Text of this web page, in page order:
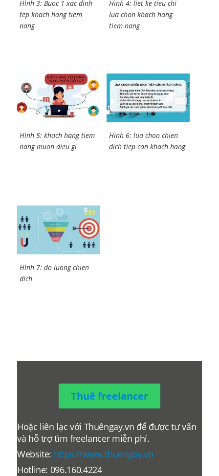
Hình 3: Buoc 1 xac dinh
tep khach hang tiem
nang
Hình 4: liet ke tieu chi
lua chon khach hang
tiem nang
Hình 5: khach hang tiem
nang muon dieu gi
Hình 6: lua chon chien
dich tiep can khach hang
Hình 7: do luong chien
dich
Thuê freelancer
Hoặc liên lạc với Thuêngay.vn để được tư vấn
và hỗ trợ tìm freelancer miễn phí.
Website: https://www.thuengay.vn
Hotline: 096.160.4224